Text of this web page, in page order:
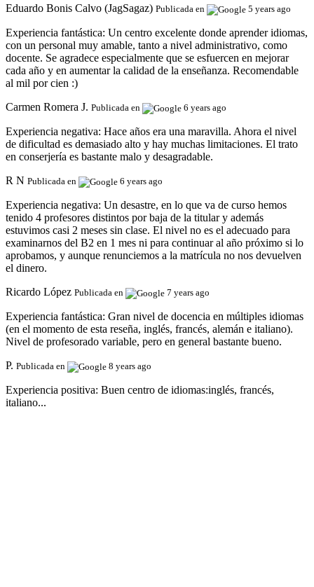
Eduardo Bonis Calvo (JagSagaz) Publicada en 5 years ago
Experiencia fantástica: Un centro excelente donde aprender idiomas,
con un personal muy amable, tanto a nivel administrativo, como
docente. Se agradece especialmente que se esfuercen en mejorar
cada año y en aumentar la calidad de la enseñanza. Recomendable
al mil por cien :)
Carmen Romera J. Publicada en 6 years ago
Experiencia negativa: Hace años era una maravilla. Ahora el nivel
de dificultad es demasiado alto y hay muchas limitaciones. El trato
en conserjería es bastante malo y desagradable.
R N Publicada en 6 years ago
Experiencia negativa: Un desastre, en lo que va de curso hemos
tenido 4 profesores distintos por baja de la titular y además
estuvimos casi 2 meses sin clase. El nivel no es el adecuado para
examinarnos del B2 en 1 mes ni para continuar al año próximo si lo
aprobamos, y aunque renunciemos a la matrícula no nos devuelven
el dinero.
Ricardo López Publicada en 7 years ago
Experiencia fantástica: Gran nivel de docencia en múltiples idiomas
(en el momento de esta reseña, inglés, francés, alemán e italiano).
Nivel de profesorado variable, pero en general bastante bueno.
P. Publicada en 8 years ago
Experiencia positiva: Buen centro de idiomas:inglés, francés,
italiano...